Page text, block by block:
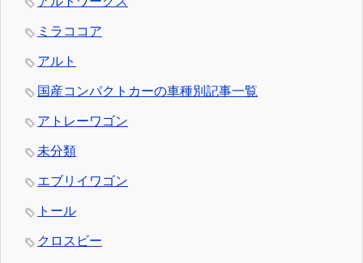
ミラココア
アルト
国産コンパクトカーの車種別記事一覧
アトレーワゴン
未分類
エブリイワゴン
トール
クロスビー